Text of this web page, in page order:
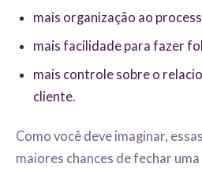
mais organização ao
mais facilidade para fazer
mais controle sobre o
cliente.
Como você deve imaginar,
maiores chances de fechar uma